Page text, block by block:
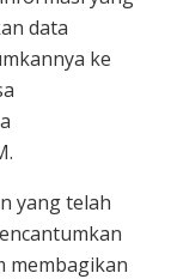
data
ke
yang telah
membagikan